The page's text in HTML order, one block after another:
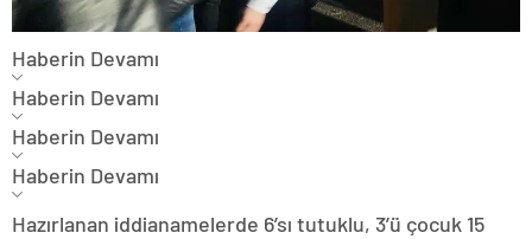
Haberin Devamı
Haberin Devamı
Haberin Devamı
Haberin Devamı
Hazırlanan iddianamelerde 6’sı tutuklu, 3’ü çocuk 15